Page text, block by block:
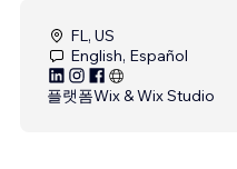
FL, US
English, Español
플랫폼Wix & Wix Studio